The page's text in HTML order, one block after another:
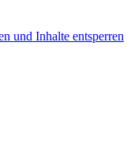
und Inhalte entsperren